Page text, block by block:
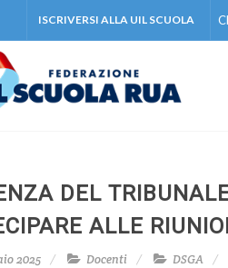
ISCRIVERSI ALLA UIL SCUOLA
DEL
ALLE
2025 Docenti DSGA